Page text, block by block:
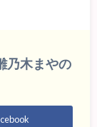
乃木まやの